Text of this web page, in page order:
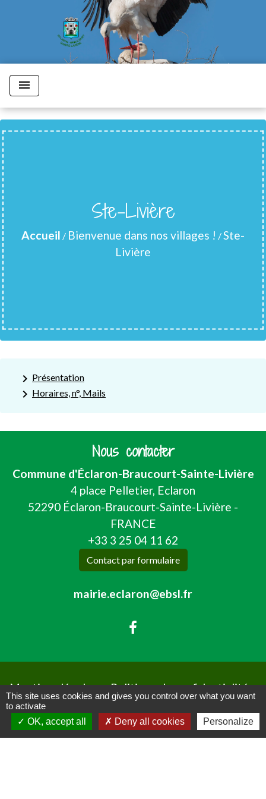
menu
Ste-Livière
Accueil / Bienvenue dans nos villages ! /Ste-
Livière
keyboard_arrow_right Présentation
keyboard_arrow_right Horaires, n°, Mails
Nous contacter
Commune d'Éclaron-Braucourt-Sainte-Livière
4 place Pelletier, Eclaron
52290 Éclaron-Braucourt-Sainte-Livière -
FRANCE
+33 3 25 04 11 62
Contact par formulaire
mairie.eclaron@ebsl.fr
Mentions légales - Politique de confidentialité -
Accessibilité - Plan du site -
Gestion des cookies
This site uses cookies and gives you control over what you want
to activate
OK, accept all
Deny all cookies Personalize